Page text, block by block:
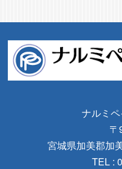
ナルミ
〒
宮城県加美郡加
TEL :